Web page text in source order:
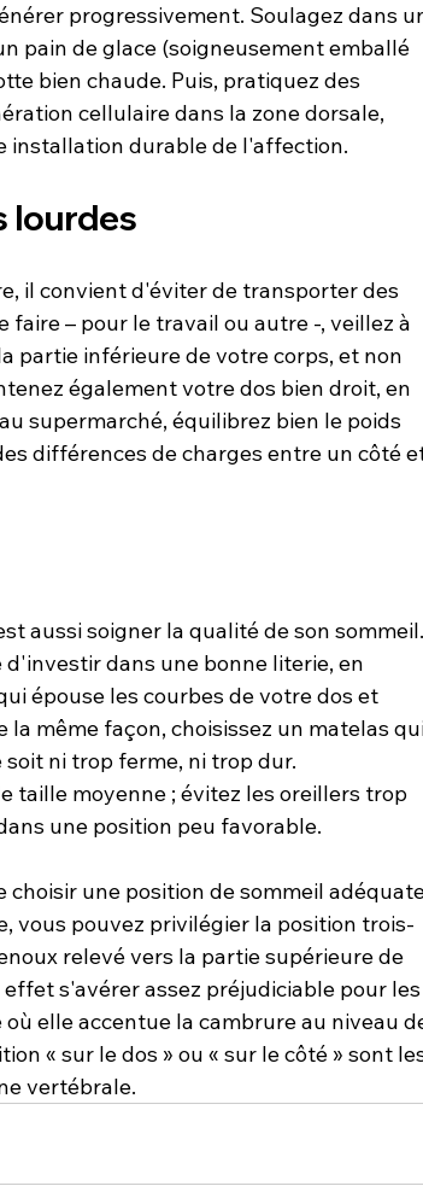
progressivement. Soulagez dans
pain de glace (soigneusement emballé
bien chaude. Puis, pratiquez des
cellulaire dans la zone dorsale,
lourdes
il convient d'éviter de transporter des
faire – pour le travail ou autre -, veillez à
partie inférieure de votre corps, et non
également votre dos bien droit, en
supermarché, équilibrez bien le poids
différences de charges entre un côté
aussi soigner la qualité de son
dans une bonne literie, en
épouse les courbes de votre dos et
la même façon, choisissez un matelas
ni trop ferme, ni trop dur.
taille moyenne ; évitez les oreillers trop
une position peu favorable.
une position de sommeil
vous pouvez privilégier la position trois-
relevé vers la partie supérieure de
s'avérer assez préjudiciable pour
elle accentue la cambrure au niveau
« sur le dos » ou « sur le côté » sont
vertébrale.